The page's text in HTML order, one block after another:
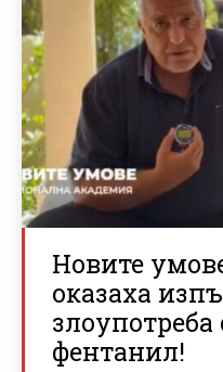
Новите
оказаха
фентанил!